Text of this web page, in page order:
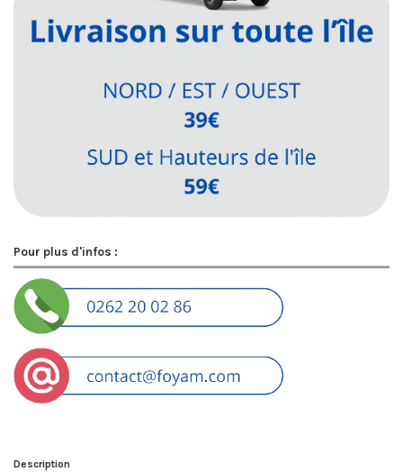
Pour plus d'infos :
Description